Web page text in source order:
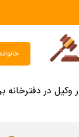
در دفترخانه